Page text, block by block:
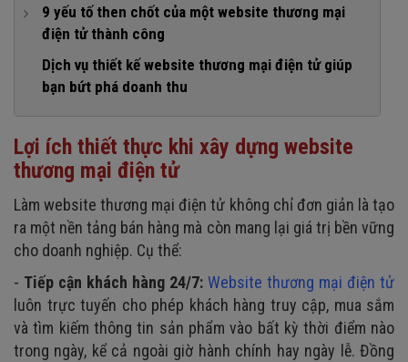
Bước 3: Lựa chọn hosting và domain
Bước 4: Thiết kế giao diện và trải nghiệm người dùng
Bước 5: Lập trình web và phát triển các tính năng
Bước 6: Ra mắt và quảng bá website
1. Danh mục sản phẩm (Product Catalog)
2. Giỏ hàng (Shopping Cart)
3. Quá trình thanh toán (Checkout Process)
4. Cổng thanh toán an toàn (Payment Gateway)
9 yếu tố then chốt của một website thương mại
điện tử thành công
1. Cấu trúc website rõ ràng, điều hướng trực quan
2. Thiết kế web thương mại điện tử chuẩn responsive
3. Hiệu suất cao, tốc độ tải trang nhanh
4. Khả năng tìm kiếm sản phẩm hiệu quả
5. Hình ảnh và nội dung hấp dẫn
6. Quy trình thanh toán tiện lợi và an toàn
7. Thiết kế website thương mại điện tử tối ưu SEO
9. Khả năng mở rộng, tích hợp
Dịch vụ thiết kế website thương mại điện tử giúp
bạn bứt phá doanh thu
Lợi ích thiết thực khi xây dựng website
thương mại điện tử
Làm website thương mại điện tử không chỉ đơn giản là tạo
ra một nền tảng bán hàng mà còn mang lại giá trị bền vững
cho doanh nghiệp. Cụ thể:
- Tiếp cận khách hàng 24/7: Website thương mại điện tử
luôn trực tuyến cho phép khách hàng truy cập, mua sắm
và tìm kiếm thông tin sản phẩm vào bất kỳ thời điểm nào
trong ngày, kể cả ngoài giờ hành chính hay ngày lễ. Đồng